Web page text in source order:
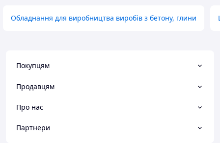
Обладнання для виробництва виробів з бетону, глини
Покупцям
Продавцям
Про нас
Партнери